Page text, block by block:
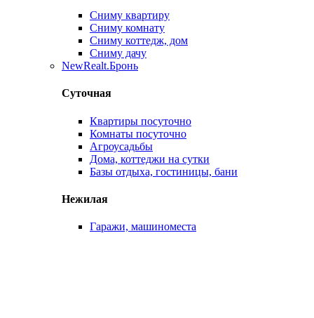
Сниму квартиру
Сниму комнату
Сниму коттедж, дом
Сниму дачу
NewRealt.Бронь
Суточная
Квартиры посуточно
Комнаты посуточно
Агроусадьбы
Дома, коттеджи на сутки
Базы отдыха, гостиницы, бани
Нежилая
Гаражи, машиноместа